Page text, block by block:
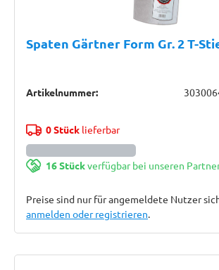
Spaten Gärtner Form Gr. 2 T-
Artikelnummer:
0 Stücklieferbar
16 Stückverfügbar bei unseren
Preise sind nur für angemeldete Nutzer
anmelden oder registrieren.